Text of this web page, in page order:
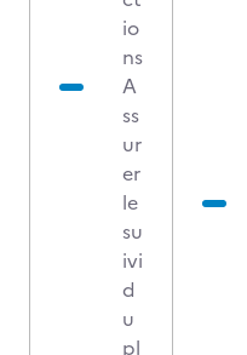
io
ns
A
ss
ur
er
le
su
ivi
d
u
pl